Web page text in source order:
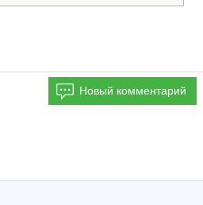
Новый комментарий